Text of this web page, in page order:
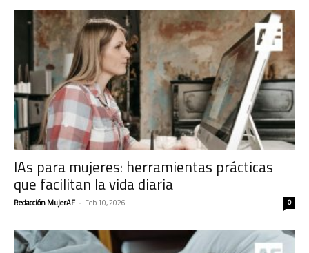
IAs para mujeres: herramientas prácticas
que facilitan la vida diaria
Redacción MujerAF - Feb 10, 2026 0